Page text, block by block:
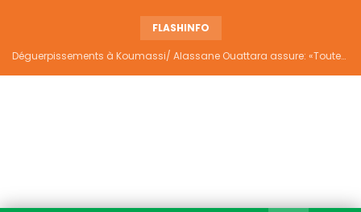
FLASHINFO
Déguerpissements à Koumassi/ Alassane Ouattara assure: «Toutes les responsabilités seront établies et elles donneront lieu aux sanctions prévues par la loi»